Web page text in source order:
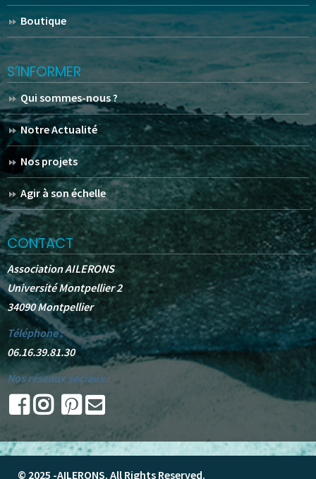
Boutique
S’INFORMER
Qui sommes-nous ?
Notre Actualité
Nos projets
Agir à son échelle
CONTACT
Association AILERONS
Université Montpellier 2
34090 Montpellier
Téléphone :
06.16.39.81.30
Nos réseaux sociaux :
© 2025 -AILERONS. All Rights Reserved.